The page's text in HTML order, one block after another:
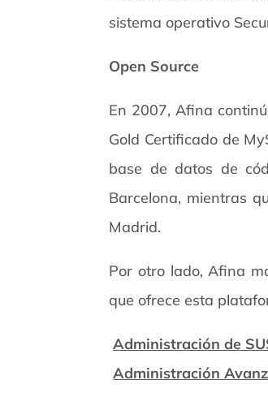
sistema operativo
Open Source
En 2007, Afina
Gold Certificado de
base de datos de
Barcelona, mientras
Madrid.
Por otro lado, Afina
que ofrece esta
Administración de
Administración